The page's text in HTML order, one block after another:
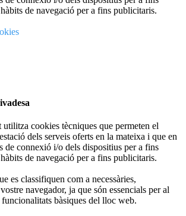
de navegació per a fins publicitaris.
cookies tècniques que permeten el
dels serveis oferts en la mateixa i que en
de connexió i/o dels dispositius per a fins
de navegació per a fins publicitaris.
es classifiquen com a necessàries,
navegador, ja que són essencials per al
bàsiques del lloc web.